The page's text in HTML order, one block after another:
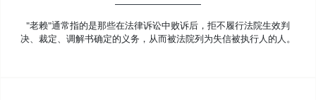
"老赖"通常指的是那些在法律诉讼中败诉后，拒不履行法院生效判
决、裁定、调解书确定的义务，从而被法院列为失信被执行人的人。